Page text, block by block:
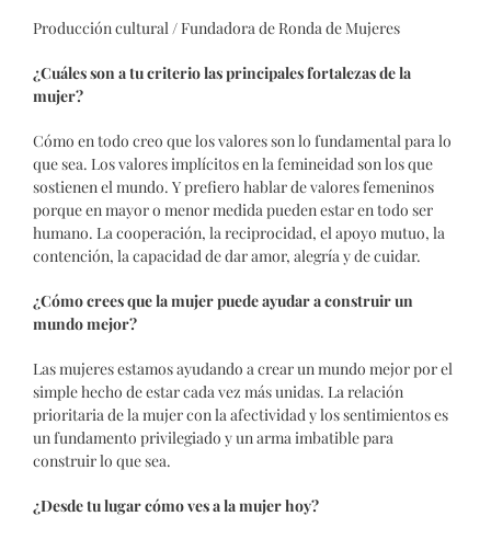
Producción cultural / Fundadora de Ronda de Mujeres
¿Cuáles son a tu criterio las principales fortalezas de la
mujer?
Cómo en todo creo que los valores son lo fundamental para lo
que sea. Los valores implícitos en la femineidad son los que
sostienen el mundo. Y prefiero hablar de valores femeninos
porque en mayor o menor medida pueden estar en todo ser
humano. La cooperación, la reciprocidad, el apoyo mutuo, la
contención, la capacidad de dar amor, alegría y de cuidar.
¿Cómo crees que la mujer puede ayudar a construir un
mundo mejor?
Las mujeres estamos ayudando a crear un mundo mejor por el
simple hecho de estar cada vez más unidas. La relación
prioritaria de la mujer con la afectividad y los sentimientos es
un fundamento privilegiado y un arma imbatible para
construir lo que sea.
¿Desde tu lugar cómo ves a la mujer hoy?